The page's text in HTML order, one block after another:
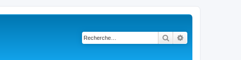
Rechercher